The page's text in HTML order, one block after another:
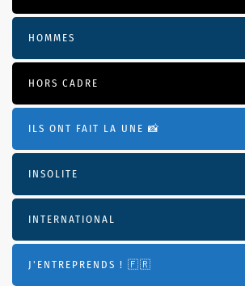
HOMMES
HORS CADRE
ILS ONT FAIT LA UNE 📸
INSOLITE
INTERNATIONAL
J'ENTREPRENDS ! 🇫🇷